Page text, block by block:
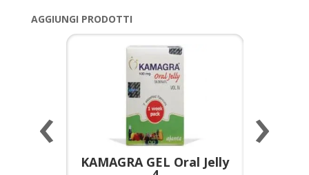
AGGIUNGI PRODOTTI
KAMAGRA GEL Oral Jelly
‹ ›